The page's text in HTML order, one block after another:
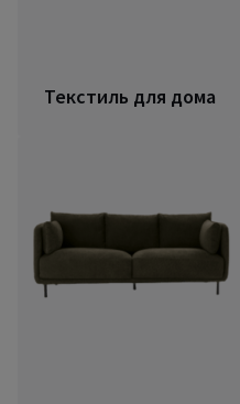
Текстиль для дома